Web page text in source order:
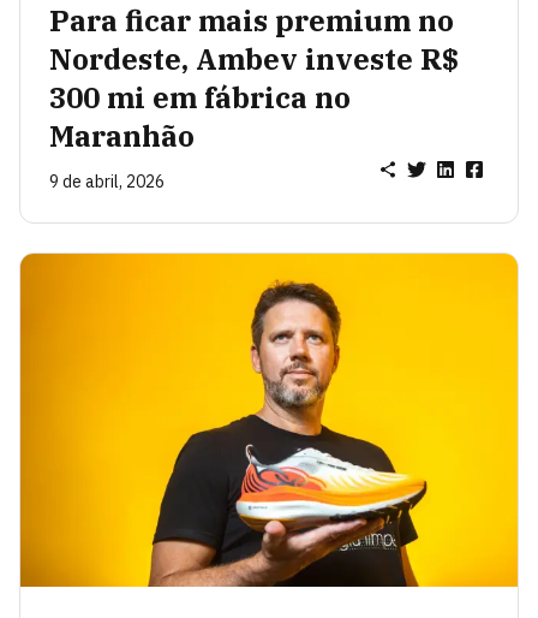
Para ficar mais premium no
Nordeste, Ambev investe R$
300 mi em fábrica no
Maranhão
9 de abril, 2026